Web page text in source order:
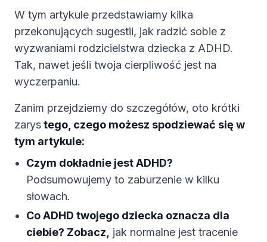
W tym artykule przedstawiamy kilka
przekonujących sugestii, jak radzić sobie z
wyzwaniami rodzicielstwa dziecka z ADHD.
Tak, nawet jeśli twoja cierpliwość jest na
wyczerpaniu.
Zanim przejdziemy do szczegółów, oto krótki
zarystego, czego możesz spodziewać się w
tym artykule:
Czym dokładnie jest ADHD?
Podsumowujemy to zaburzenie w kilku
słowach.
Co ADHD twojego dziecka oznacza dla
ciebie? Zobacz,
jak normalne jest tracenie